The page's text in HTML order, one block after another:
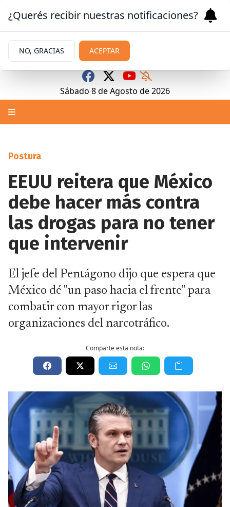
Sábado 8deAgosto de 2026
Postura
EEUU reitera que México
debe hacer más contra
las drogas para no tener
que intervenir
El jefe del Pentágono dijo que espera que
México dé "un paso hacia el frente" para
combatir con mayor rigor las
organizaciones del narcotráfico.
Comparte esta nota:
¿Querés recibir nuestras notificaciones?
NO, GRACIAS ACEPTAR